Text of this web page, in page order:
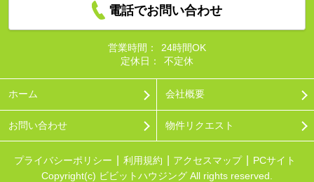
電話でお問い合わせ
営業時間：
24時間OK
定休日：
不定休
ホーム 会社概要
お問い合わせ 物件リクエスト
プライバシーポリシー 利用規約 アクセスマップ
PCサイト
Copyright(c) ビビットハウジング All rights reserved.